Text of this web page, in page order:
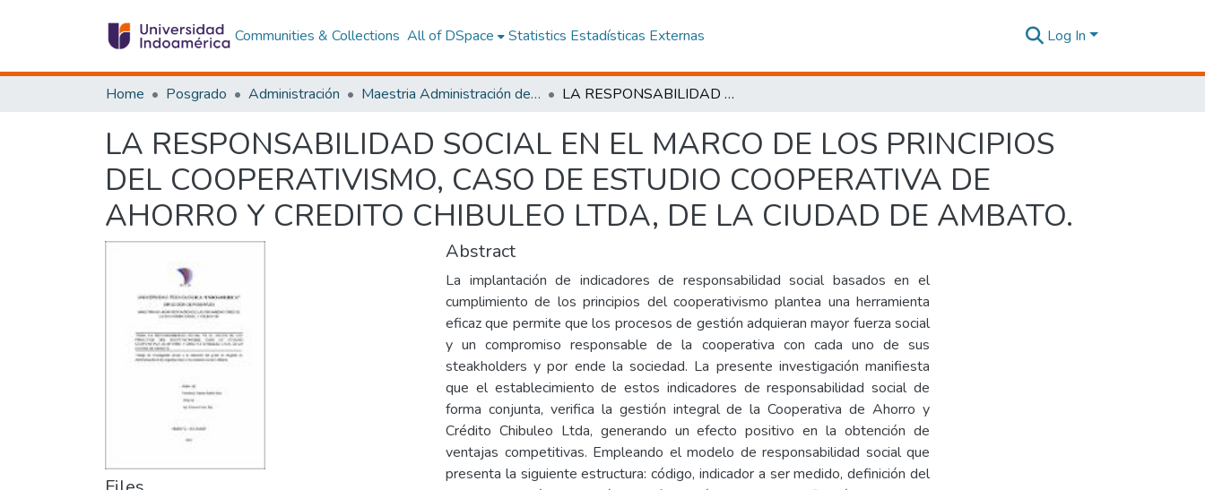
Communities & Collections All of DSpace Statistics Estadísticas Externas Log In
Home Posgrado Administración Maestria Administración de las Organizaciones de la Economía Social y Solidaria LA RESPONSABILIDAD SOCIAL EN EL MARCO DE LOS PRINCIPIOS DEL COOPERATIVISMO, CASO DE ESTUDIO COOPERATIVA DE AHORRO Y CREDITO CHIBULEO LTDA, DE LA CIUDAD DE AMBATO.
LA RESPONSABILIDAD SOCIAL EN EL MARCO DE LOS PRINCIPIOS
DEL COOPERATIVISMO, CASO DE ESTUDIO COOPERATIVA DE
AHORRO Y CREDITO CHIBULEO LTDA, DE LA CIUDAD DE AMBATO.
Abstract
La implantación de indicadores de responsabilidad social basados en el
cumplimiento de los principios del cooperativismo plantea una herramienta
eficaz que permite que los procesos de gestión adquieran mayor fuerza social
y un compromiso responsable de la cooperativa con cada uno de sus
steakholders y por ende la sociedad. La presente investigación manifiesta
que el establecimiento de estos indicadores de responsabilidad social de
forma conjunta, verifica la gestión integral de la Cooperativa de Ahorro y
Crédito Chibuleo Ltda, generando un efecto positivo en la obtención de
ventajas competitivas. Empleando el modelo de responsabilidad social que
presenta la siguiente estructura: código, indicador a ser medido, definición del